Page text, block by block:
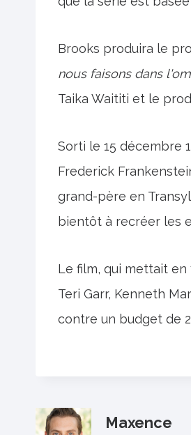
Brooks produira le
nous faisons dans
Taika Waititi et le
Sorti le 15 décembre
Frederick
grand-père en
bientôt à recréer les
Le film, qui mettait
Teri Garr, Kenneth
contre un budget de
Maxence